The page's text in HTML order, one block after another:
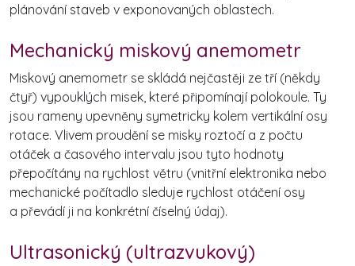
plánování staveb v exponovaných oblastech.
Mechanický miskový anemometr
Miskový anemometr se skládá nejčastěji ze tří (někdy
čtyř) vypouklých misek, které připomínají polokoule. Ty
jsou rameny upevněny symetricky kolem vertikální osy
rotace. Vlivem proudění se misky roztočí a z počtu
otáček a časového intervalu jsou tyto hodnoty
přepočítány na rychlost větru (vnitřní elektronika nebo
mechanické počítadlo sleduje rychlost otáčení osy
a převádí ji na konkrétní číselný údaj).
Ultrasonický (ultrazvukový)